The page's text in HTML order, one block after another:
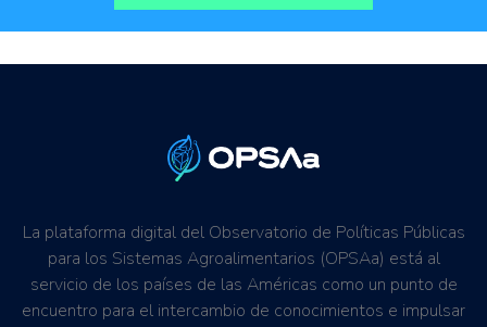
La plataforma digital del Observatorio de Políticas Públicas
para los Sistemas Agroalimentarios (OPSAa) está al
servicio de los países de las Américas como un punto de
encuentro para el intercambio de conocimientos e impulsar